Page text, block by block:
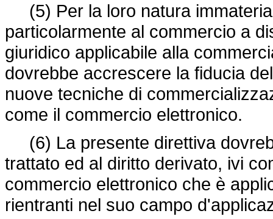
(5) Per la loro natura
particolarmente al commercio a
giuridico applicabile alla
dovrebbe accrescere la fiducia
nuove tecniche di
come il commercio elettronico.
(6) La presente direttiva
trattato ed al diritto derivato, ivi
commercio elettronico che è
rientranti nel suo campo